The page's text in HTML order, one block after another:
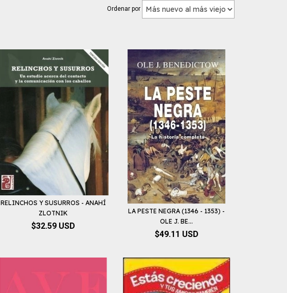
Ordenar por
RELINCHOS Y SUSURROS - ANAHÍ
ZLOTNIK
$32.59 USD
LA PESTE NEGRA (1346 - 1353) -
OLE J. BE...
$49.11 USD